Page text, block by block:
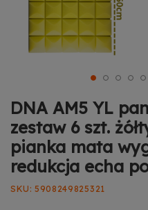
DNA AM5 YL
zestaw 6 szt.
pianka mata
redukcja echa
SKU 5908249825321